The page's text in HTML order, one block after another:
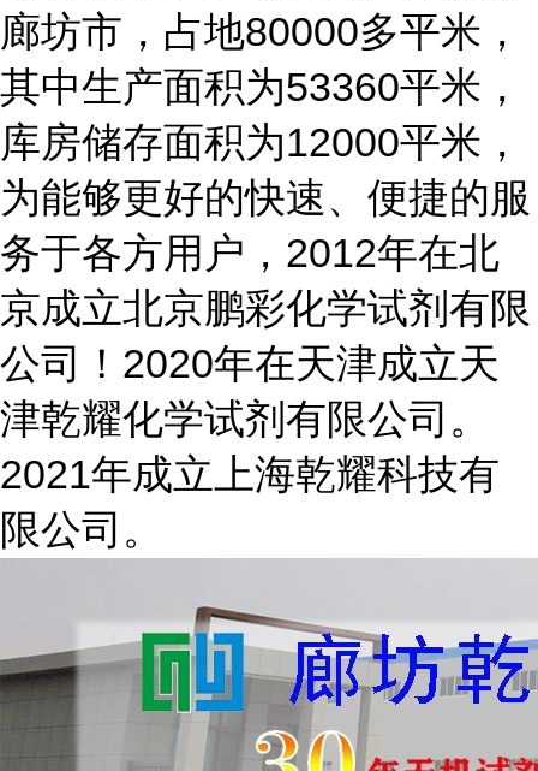
廊坊市，占地80000多平米，
其中生产面积为53360平米，
库房储存面积为12000平米，
为能够更好的快速、便捷的服
务于各方用户，2012年在北
京成立北京鹏彩化学试剂有限
公司！2020年在天津成立天
津乾耀化学试剂有限公司。
2021年成立上海乾耀科技有
限公司。